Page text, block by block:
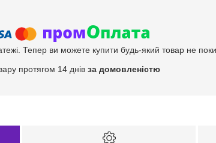
Тепер ви можете купити будь-який товар не
протягом 14 днів за домовленістю